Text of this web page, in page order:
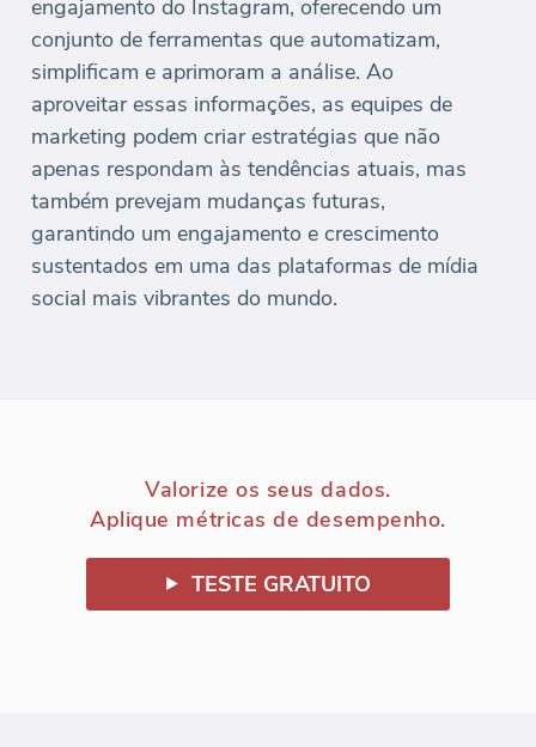
engajamento do Instagram, oferecendo um
conjunto de ferramentas que automatizam,
simplificam e aprimoram a análise. Ao
aproveitar essas informações, as equipes de
marketing podem criar estratégias que não
apenas respondam às tendências atuais, mas
também prevejam mudanças futuras,
garantindo um engajamento e crescimento
sustentados em uma das plataformas de mídia
social mais vibrantes do mundo.
Valorize os seus dados.
Aplique métricas de desempenho.
TESTE GRATUITO